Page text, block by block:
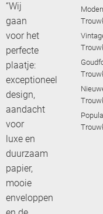
“Wij
gaan
voor het
perfecte
plaatje:
exceptioneel
design,
aandacht
voor
luxe en
duurzaam
papier,
mooie
enveloppen